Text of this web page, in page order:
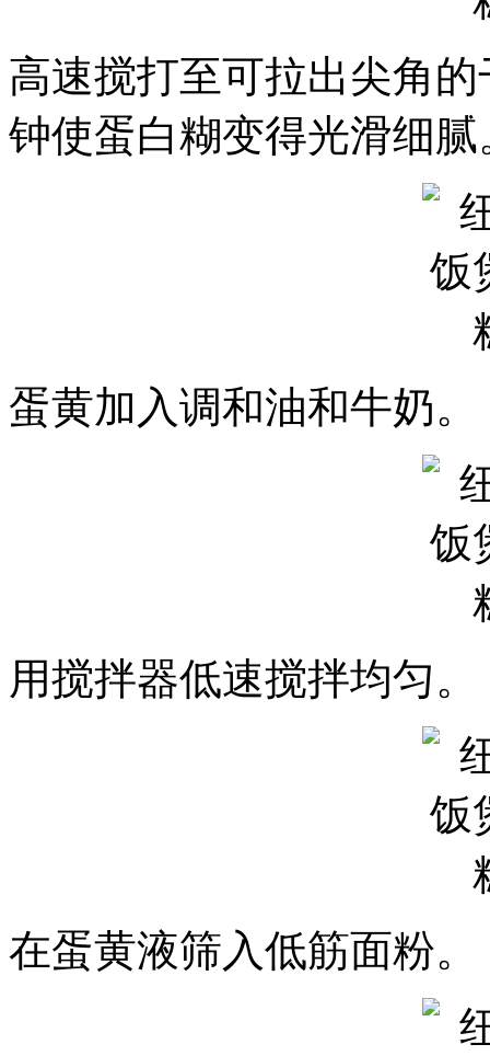
高速搅打至可拉出尖角
钟使蛋白糊变得光滑细腻
蛋黄加入调和油和牛奶。
用搅拌器低速搅拌均匀。
在蛋黄液筛入低筋面粉。